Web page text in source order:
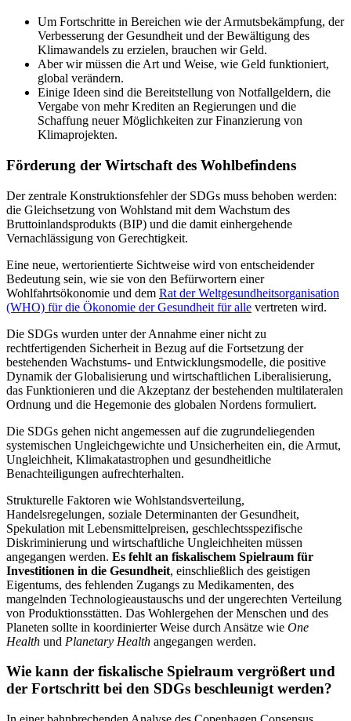
Um Fortschritte in Bereichen wie der Armutsbekämpfung, der
Verbesserung der Gesundheit und der Bewältigung des
Klimawandels zu erzielen, brauchen wir Geld.
Aber wir müssen die Art und Weise, wie Geld funktioniert,
global verändern.
Einige Ideen sind die Bereitstellung von Notfallgeldern, die
Vergabe von mehr Krediten an Regierungen und die
Schaffung neuer Möglichkeiten zur Finanzierung von
Klimaprojekten.
Förderung der Wirtschaft des Wohlbefindens
Der zentrale Konstruktionsfehler der SDGs muss behoben werden:
die Gleichsetzung von Wohlstand mit dem Wachstum des
Bruttoinlandsprodukts (BIP) und die damit einhergehende
Vernachlässigung von Gerechtigkeit.
Eine neue, wertorientierte Sichtweise wird von entscheidender
Bedeutung sein, wie sie von den Befürwortern einer
Wohlfahrtsökonomie und dem Rat der Weltgesundheitsorganisation
(WHO) für die Ökonomie der Gesundheit für alle vertreten wird.
Die SDGs wurden unter der Annahme einer nicht zu
rechtfertigenden Sicherheit in Bezug auf die Fortsetzung der
bestehenden Wachstums- und Entwicklungsmodelle, die positive
Dynamik der Globalisierung und wirtschaftlichen Liberalisierung,
das Funktionieren und die Akzeptanz der bestehenden multilateralen
Ordnung und die Hegemonie des globalen Nordens formuliert.
Die SDGs gehen nicht angemessen auf die zugrundeliegenden
systemischen Ungleichgewichte und Unsicherheiten ein, die Armut,
Ungleichheit, Klimakatastrophen und gesundheitliche
Benachteiligungen aufrechterhalten.
Strukturelle Faktoren wie Wohlstandsverteilung,
Handelsregelungen, soziale Determinanten der Gesundheit,
Spekulation mit Lebensmittelpreisen, geschlechtsspezifische
Diskriminierung und wirtschaftliche Ungleichheiten müssen
angegangen werden. Es fehlt an fiskalischem Spielraum für
Investitionen in die Gesundheit, einschließlich des geistigen
Eigentums, des fehlenden Zugangs zu Medikamenten, des
mangelnden Technologieaustauschs und der ungerechten Verteilung
von Produktionsstätten. Das Wohlergehen der Menschen und des
Planeten sollte in koordinierter Weise durch Ansätze wie One
Health und Planetary Health angegangen werden.
Wie kann der fiskalische Spielraum vergrößert und
der Fortschritt bei den SDGs beschleunigt werden?